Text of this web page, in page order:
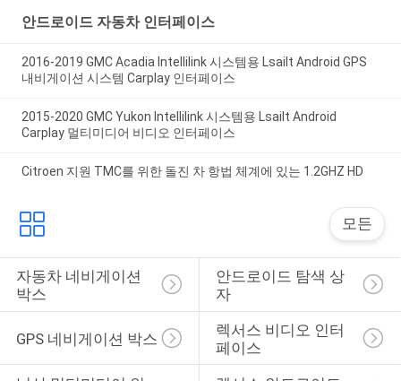
안드로이드 자동차 인터페이스
2016-2019 GMC Acadia Intellilink 시스템용 Lsailt Android GPS
내비게이션 시스템 Carplay 인터페이스
2015-2020 GMC Yukon Intellilink 시스템용 Lsailt Android
Carplay 멀티미디어 비디오 인터페이스
Citroen 지원 TMC를 위한 돌진 차 항법 체계에 있는 1.2GHZ HD
모든
자동차 네비게이션
박스
안드로이드 탐색 상
자
GPS 네비게이션 박스
렉서스 비디오 인터
페이스